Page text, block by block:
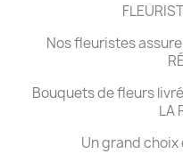
Nos fleuristes
Bouquets de fleurs
LA
Un grand